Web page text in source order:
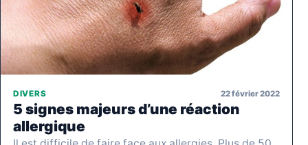
DIVERS 22 février 2022
5 signes majeurs d’une réaction
allergique